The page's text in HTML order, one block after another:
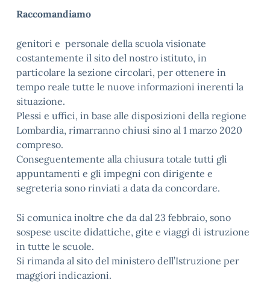
Raccomandiamo
genitori e personale della scuola visionate
costantemente il sito del nostro istituto, in
particolare la sezione circolari, per ottenere in
tempo reale tutte le nuove informazioni inerenti la
situazione.
Plessi e uffici, in base alle disposizioni della regione
Lombardia, rimarranno chiusi sino al 1 marzo 2020
compreso.
Conseguentemente alla chiusura totale tutti gli
appuntamenti e gli impegni con dirigente e
segreteria sono rinviati a data da concordare.
Si comunica inoltre che da dal 23 febbraio, sono
sospese uscite didattiche, gite e viaggi di istruzione
in tutte le scuole.
Si rimanda al sito del ministero dell’Istruzione per
maggiori indicazioni.